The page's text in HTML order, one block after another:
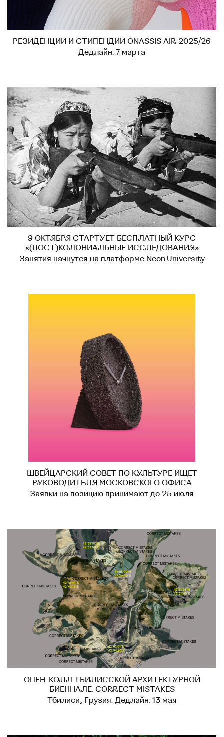
РЕЗИДЕНЦИИ И СТИПЕНДИИ ONASSIS AIR 2025/26
Дедлайн: 7 марта
9 ОКТЯБРЯ СТАРТУЕТ БЕСПЛАТНЫЙ КУРС
«(ПОСТ)КОЛОНИАЛЬНЫЕ ИССЛЕДОВАНИЯ»
Занятия начнутся на платформе Neon.University
ШВЕЙЦАРСКИЙ СОВЕТ ПО КУЛЬТУРЕ ИЩЕТ
РУКОВОДИТЕЛЯ МОСКОВСКОГО ОФИСА
Заявки на позицию принимают до 25 июля
ОПЕН-КОЛЛ ТБИЛИССКОЙ АРХИТЕКТУРНОЙ
БИЕННАЛЕ: CORRECT MISTAKES
Тбилиси, Грузия. Дедлайн: 13 мая